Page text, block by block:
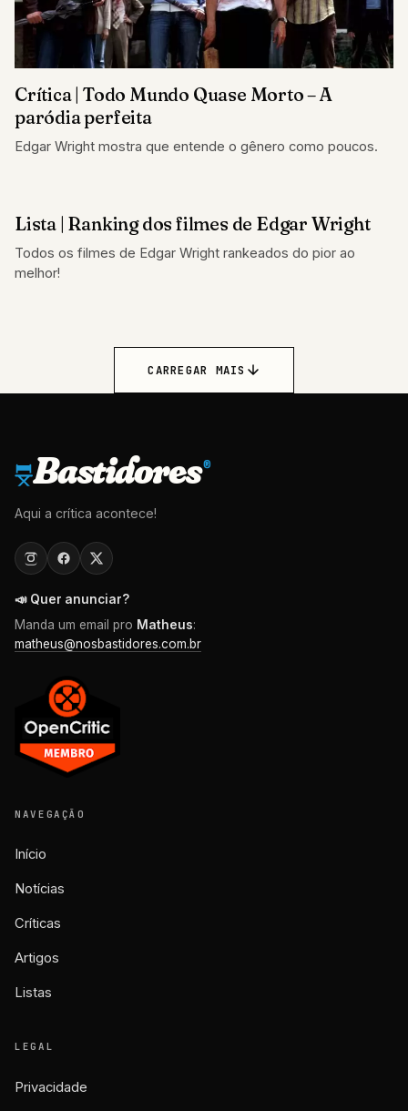
Crítica | Todo Mundo Quase Morto – A
paródia perfeita
Edgar Wright mostra que entende o gênero como poucos.
LISTAS
Lista | Ranking dos filmes de Edgar Wright
Todos os filmes de Edgar Wright rankeados do pior ao
melhor!
CARREGAR MAIS
Bastidores®
Aqui a crítica acontece!
📣 Quer anunciar?
Manda um email pro Matheus:
matheus@nosbastidores.com.br
NAVEGAÇÃO
Início
Notícias
Críticas
Artigos
Listas
LEGAL
Privacidade